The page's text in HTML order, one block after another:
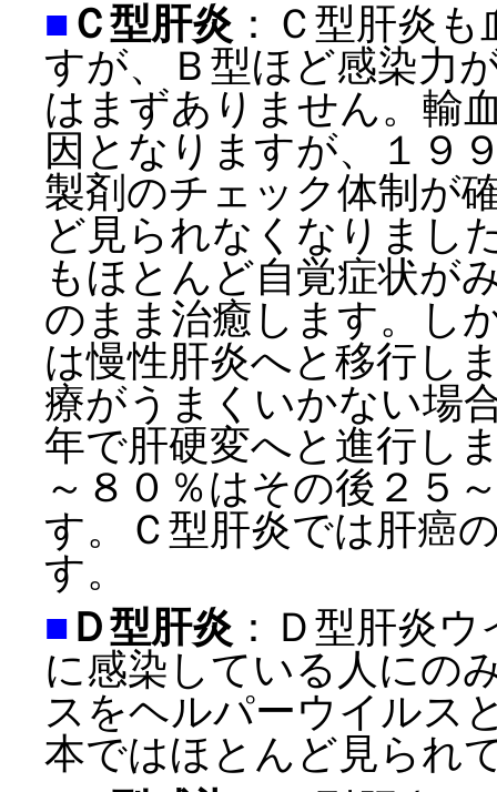
■ Ｃ型肝炎 ：Ｃ型肝炎
すが、Ｂ型ほど感染力
はまずありません。輸
因となりますが、１９
製剤のチェック体制が
ど見られなくなりまし
もほとんど自覚症状が
のまま治癒します。し
は慢性肝炎へと移行し
療がうまくいかない場
年で肝硬変へと進行し
～８０％はその後２５
す。Ｃ型肝炎では肝癌
す。
■ Ｄ型肝炎 ：Ｄ型肝炎
に感染している人にの
スをヘルパーウイルス
本ではほとんど見られ